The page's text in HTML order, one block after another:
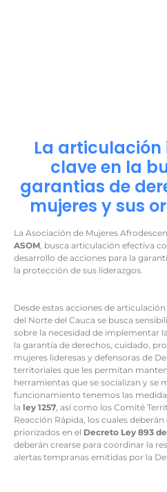
La
clave en la
garantias de
mujeres y sus
La Asociación de Mujeres
ASOM, busca articulación efectiva
desarrollo de acciones para la
la protección de sus liderazgos.
Desde estas acciones de
del Norte del Cauca se busca
sobre la necesidad de implementar
la garantía de derechos, cuidado,
mujeres lideresas y defensoras de
territoriales que les permitan
herramientas que se socializan y se
funcionamiento tenemos las
la ley 1257, así como los Comité
Reacción Rápida, los cuales
priorizados en el Decreto Ley 893 de
deberán crearse para coordinar la
alertas tempranas emitidas por la